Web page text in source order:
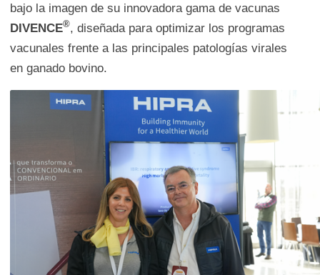
bajo la imagen de su innovadora gama de vacunas
DIVENCE®, diseñada para optimizar los programas
vacunales frente a las principales patologías virales
en ganado bovino.